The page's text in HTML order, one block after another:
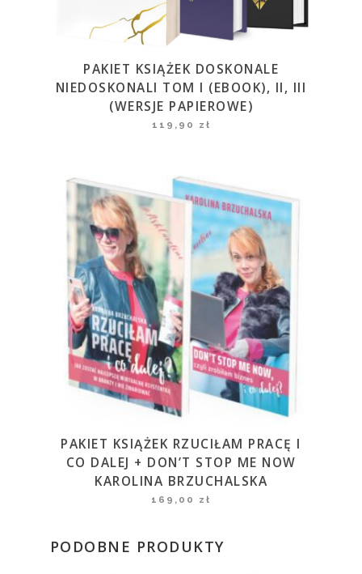
PAKIET KSIĄŻEK DOSKONALE
NIEDOSKONALI TOM I (EBOOK), II, III
(WERSJE PAPIEROWE)
119,90 zł
PAKIET KSIĄŻEK RZUCIŁAM PRACĘ I
CO DALEJ + DON’T STOP ME NOW
KAROLINA BRZUCHALSKA
169,00 zł
PODOBNE PRODUKTY